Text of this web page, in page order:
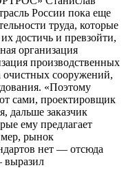
России пока еще
труда, которые
достичь и превзойти,
организация
производственных
очистных сооружений,
«Поэтому
сами, проектировщик
дальше заказчик
ему предлагает
рынок
нет — отсюда
выразил